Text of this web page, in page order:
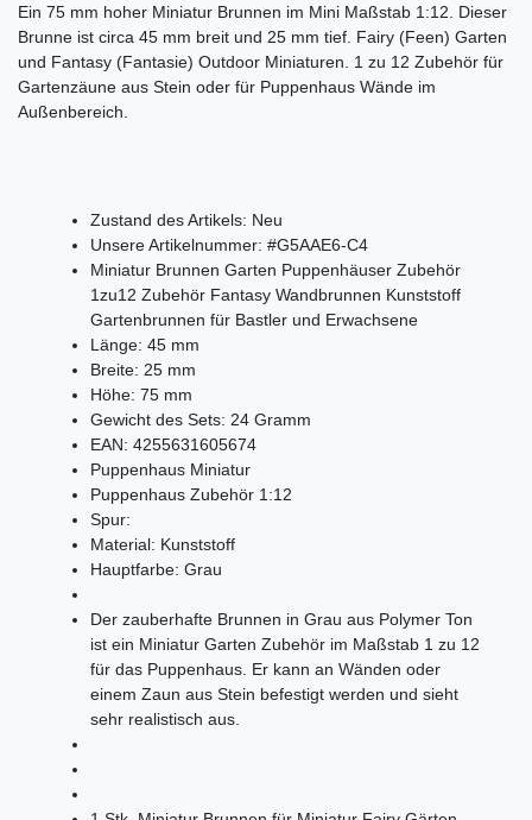
Ein 75 mm hoher Miniatur Brunnen im Mini Maßstab 1:12. Dieser
Brunne ist circa 45 mm breit und 25 mm tief. Fairy (Feen) Garten
und Fantasy (Fantasie) Outdoor Miniaturen. 1 zu 12 Zubehör für
Gartenzäune aus Stein oder für Puppenhaus Wände im
Außenbereich.
Zustand des Artikels: Neu
Unsere Artikelnummer: #G5AAE6-C4
Miniatur Brunnen Garten Puppenhäuser Zubehör
1zu12 Zubehör Fantasy Wandbrunnen Kunststoff
Gartenbrunnen für Bastler und Erwachsene
Länge: 45 mm
Breite: 25 mm
Höhe: 75 mm
Gewicht des Sets: 24 Gramm
EAN: 4255631605674
Puppenhaus Miniatur
Puppenhaus Zubehör 1:12
Spur:
Material: Kunststoff
Hauptfarbe: Grau
Der zauberhafte Brunnen in Grau aus Polymer Ton
ist ein Miniatur Garten Zubehör im Maßstab 1 zu 12
für das Puppenhaus. Er kann an Wänden oder
einem Zaun aus Stein befestigt werden und sieht
sehr realistisch aus.